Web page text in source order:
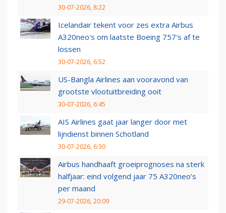
30-07-2026, 8:22
Icelandair tekent voor zes extra Airbus
A320neo's om laatste Boeing 757's af te
lossen
30-07-2026, 6:52
US-Bangla Airlines aan vooravond van
grootste vlootuitbreiding ooit
30-07-2026, 6:45
AIS Airlines gaat jaar langer door met
lijndienst binnen Schotland
30-07-2026, 6:30
Airbus handhaaft groeiprognoses na sterk
halfjaar: eind volgend jaar 75 A320neo’s
per maand
29-07-2026, 20:09